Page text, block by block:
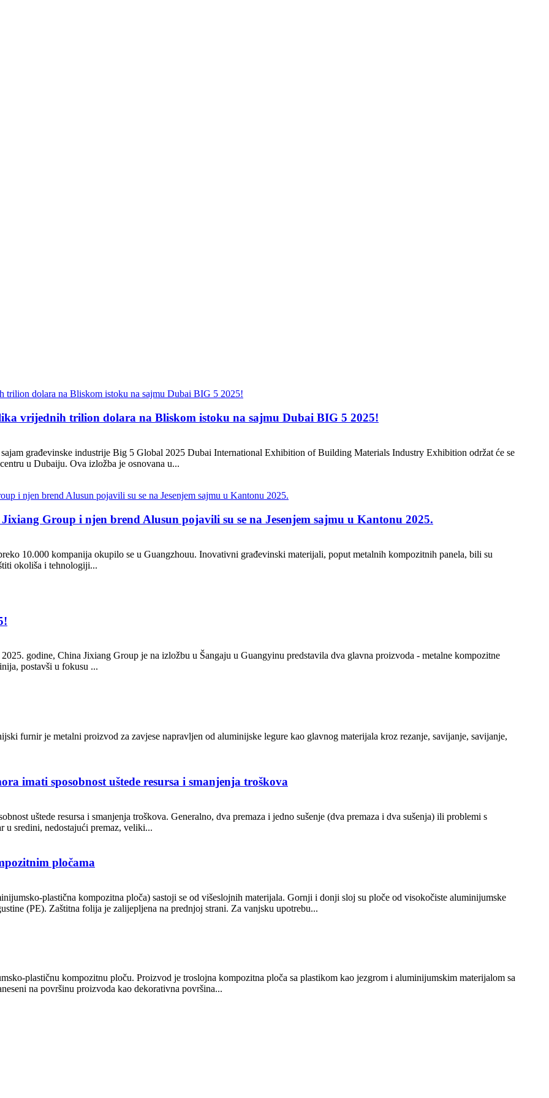
vrijednih trilion dolara na Bliskom istoku na sajmu Dubai BIG 5 2025!
sajam građevinske industrije Big 5 Global 2025 Dubai International Exhibition of Building Materials Industry Exhibition održat će se
u Dubaiju. Ova izložba je osnovana u...
Group i njen brend Alusun pojavili su se na Jesenjem sajmu u Kantonu 2025.
10.000 kompanija okupilo se u Guangzhouu. Inovativni građevinski materijali, poput metalnih kompozitnih panela, bili su
okoliša i tehnologiji...
godine, China Jixiang Group je na izložbu u Šangaju u Guangyinu predstavila dva glavna proizvoda - metalne kompozitne
postavši u fokusu ...
furnir je metalni proizvod za zavjese napravljen od aluminijske legure kao glavnog materijala kroz rezanje, savijanje, savijanje,
imati sposobnost uštede resursa i smanjenja troškova
uštede resursa i smanjenja troškova. Generalno, dva premaza i jedno sušenje (dva premaza i dva sušenja) ili problemi s
u sredini, nedostajući premaz, veliki...
pločama
plastična kompozitna ploča) sastoji se od višeslojnih materijala. Gornji i donji sloj su ploče od visokočiste aluminijumske
(PE). Zaštitna folija je zalijepljena na prednjoj strani. Za vanjsku upotrebu...
plastičnu kompozitnu ploču. Proizvod je troslojna kompozitna ploča sa plastikom kao jezgrom i aluminijumskim materijalom sa
na površinu proizvoda kao dekorativna površina...